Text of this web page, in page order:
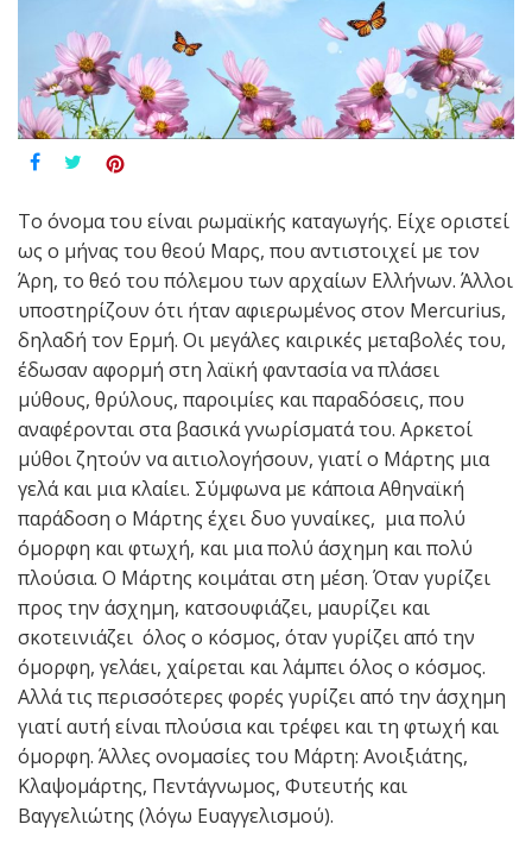
Το όνομα του είναι ρωμαϊκής καταγωγής. Είχε οριστεί
ως ο μήνας του θεού Μαρς, που αντιστοιχεί με τον
Άρη, το θεό του πόλεμου των αρχαίων Ελλήνων. Άλλοι
υποστηρίζουν ότι ήταν αφιερωμένος στον Mercurius,
δηλαδή τον Ερμή. Οι μεγάλες καιρικές μεταβολές του,
έδωσαν αφορμή στη λαϊκή φαντασία να πλάσει
μύθους, θρύλους, παροιμίες και παραδόσεις, που
αναφέρονται στα βασικά γνωρίσματά του. Αρκετοί
μύθοι ζητούν να αιτιολογήσουν, γιατί ο Μάρτης μια
γελά και μια κλαίει. Σύμφωνα με κάποια Αθηναϊκή
παράδοση ο Μάρτης έχει δυο γυναίκες, μια πολύ
όμορφη και φτωχή, και μια πολύ άσχημη και πολύ
πλούσια. Ο Μάρτης κοιμάται στη μέση. Όταν γυρίζει
προς την άσχημη, κατσουφιάζει, μαυρίζει και
σκοτεινιάζει όλος ο κόσμος, όταν γυρίζει από την
όμορφη, γελάει, χαίρεται και λάμπει όλος ο κόσμος.
Αλλά τις περισσότερες φορές γυρίζει από την άσχημη
γιατί αυτή είναι πλούσια και τρέφει και τη φτωχή και
όμορφη. Άλλες ονομασίες του Μάρτη: Ανοιξιάτης,
Κλαψομάρτης, Πεντάγνωμος, Φυτευτής και
Βαγγελιώτης (λόγω Ευαγγελισμού).